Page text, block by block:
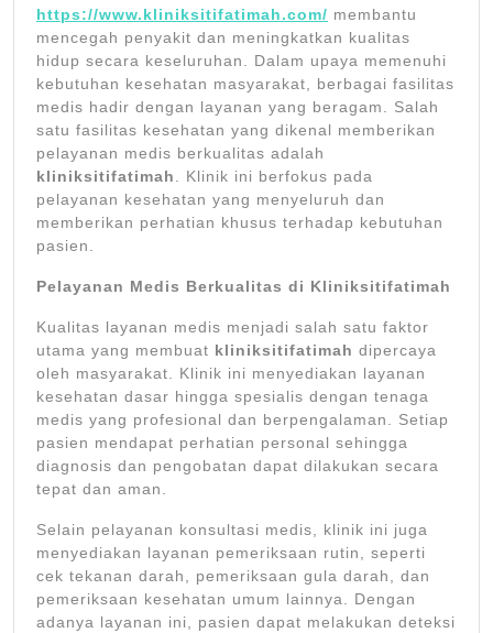
https://www.kliniksitifatimah.com/ membantu
mencegah penyakit dan meningkatkan kualitas
hidup secara keseluruhan. Dalam upaya memenuhi
kebutuhan kesehatan masyarakat, berbagai fasilitas
medis hadir dengan layanan yang beragam. Salah
satu fasilitas kesehatan yang dikenal memberikan
pelayanan medis berkualitas adalah
kliniksitifatimah. Klinik ini berfokus pada
pelayanan kesehatan yang menyeluruh dan
memberikan perhatian khusus terhadap kebutuhan
pasien.
Pelayanan Medis Berkualitas di Kliniksitifatimah
Kualitas layanan medis menjadi salah satu faktor
utama yang membuat kliniksitifatimah dipercaya
oleh masyarakat. Klinik ini menyediakan layanan
kesehatan dasar hingga spesialis dengan tenaga
medis yang profesional dan berpengalaman. Setiap
pasien mendapat perhatian personal sehingga
diagnosis dan pengobatan dapat dilakukan secara
tepat dan aman.
Selain pelayanan konsultasi medis, klinik ini juga
menyediakan layanan pemeriksaan rutin, seperti
cek tekanan darah, pemeriksaan gula darah, dan
pemeriksaan kesehatan umum lainnya. Dengan
adanya layanan ini, pasien dapat melakukan deteksi